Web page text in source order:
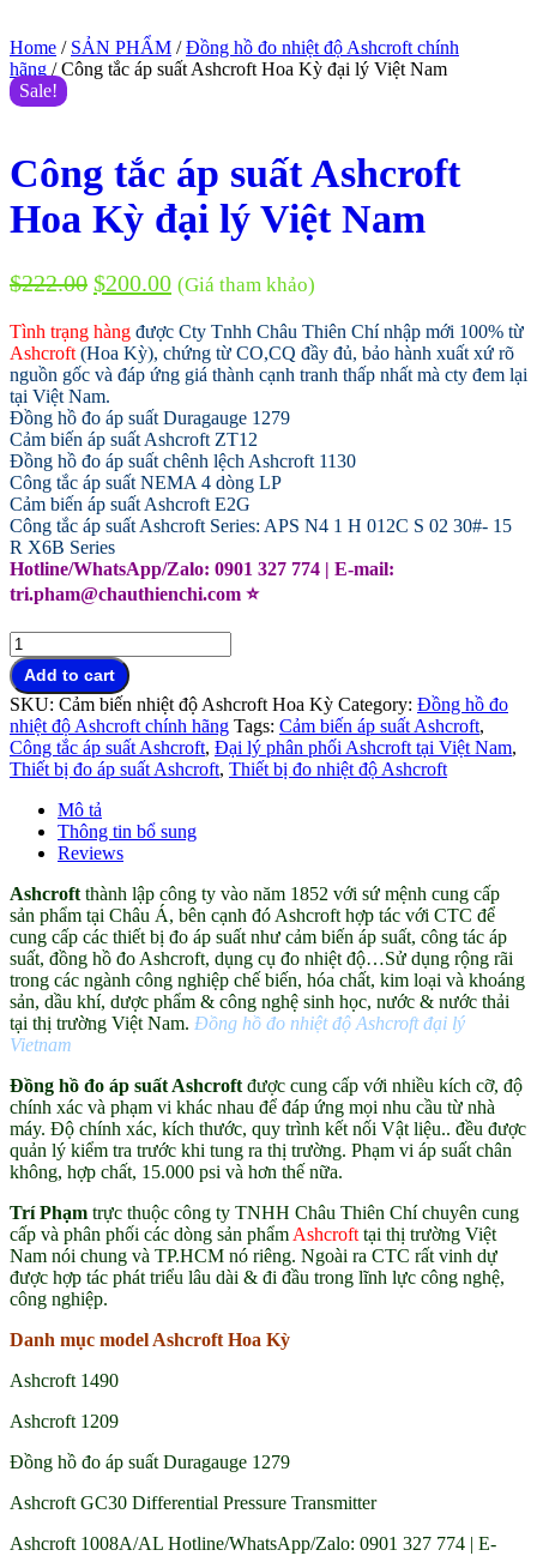
Home / SẢN PHẨM /Đồng hồ đo nhiệt độ Ashcroft chính
hãng / Công tắc áp suất Ashcroft Hoa Kỳ đại lý Việt Nam
Sale!
Công tắc áp suất Ashcroft
Hoa Kỳ đại lý Việt Nam
$222.00 $200.00 (Giá tham khảo)
Tình trạng hàng được Cty Tnhh Châu Thiên Chí nhập mới 100% từ
Ashcroft (Hoa Kỳ), chứng từ CO,CQ đầy đủ, bảo hành xuất xứ rõ
nguồn gốc và đáp ứng giá thành cạnh tranh thấp nhất mà cty đem lại
tại Việt Nam.
Đồng hồ đo áp suất Duragauge 1279
Cảm biến áp suất Ashcroft ZT12
Đồng hồ đo áp suất chênh lệch Ashcroft 1130
Công tắc áp suất NEMA 4 dòng LP
Cảm biến áp suất Ashcroft E2G
Công tắc áp suất Ashcroft Series: APS N4 1 H 012C S 02 30#- 15
R X6B Series
Hotline/WhatsApp/Zalo: 0901 327 774 | E-mail:
tri.pham@chauthienchi.com ⭐
Công
tắc
áp
suất
Ashcroft
Hoa
Kỳ
Việt
Nam
Add to cart
SKU: Cảm biến nhiệt độ Ashcroft Hoa Kỳ Category: Đồng hồ đo
nhiệt độ Ashcroft chính hãng Tags: Cảm biến áp suất Ashcroft,
Công tắc áp suất Ashcroft, Đại lý phân phối Ashcroft tại Việt Nam,
Thiết bị đo áp suất Ashcroft, Thiết bị đo nhiệt độ Ashcroft
Mô tả
Thông tin bổ sung
Reviews
Ashcroft thành lập công ty vào năm 1852 với sứ mệnh cung cấp
sản phẩm tại Châu Á, bên cạnh đó Ashcroft hợp tác với CTC để
cung cấp các thiết bị đo áp suất như cảm biến áp suất, công tác áp
suất, đồng hồ đo Ashcroft, dụng cụ đo nhiệt độ…Sử dụng rộng rãi
trong các ngành công nghiệp chế biến, hóa chất, kim loại và khoáng
sản, dầu khí, dược phẩm & công nghệ sinh học, nước & nước thải
tại thị trường Việt Nam. Đồng hồ đo nhiệt độ Ashcroft đại lý
Vietnam
Đồng hồ đo áp suất Ashcroft được cung cấp với nhiều kích cỡ, độ
chính xác và phạm vi khác nhau để đáp ứng mọi nhu cầu từ nhà
máy. Độ chính xác, kích thước, quy trình kết nối Vật liệu.. đều được
quản lý kiểm tra trước khi tung ra thị trường. Phạm vi áp suất chân
không, hợp chất, 15.000 psi và hơn thế nữa.
Trí Phạm trực thuộc công ty TNHH Châu Thiên Chí chuyên cung
cấp và phân phối các dòng sản phẩm Ashcroft tại thị trường Việt
Nam nói chung và TP.HCM nó riêng. Ngoài ra CTC rất vinh dự
được hợp tác phát triểu lâu dài & đi đầu trong lĩnh lực công nghệ,
công nghiệp.
Danh mục model Ashcroft Hoa Kỳ
Ashcroft 1490
Ashcroft 1209
Đồng hồ đo áp suất Duragauge 1279
Ashcroft GC30 Differential Pressure Transmitter
Ashcroft 1008A/AL Hotline/WhatsApp/Zalo: 0901 327 774 | E-